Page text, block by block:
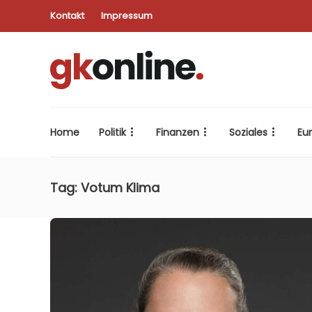
Kontakt Impressum
Home Politik Finanzen Soziales
Tag: Votum Klima